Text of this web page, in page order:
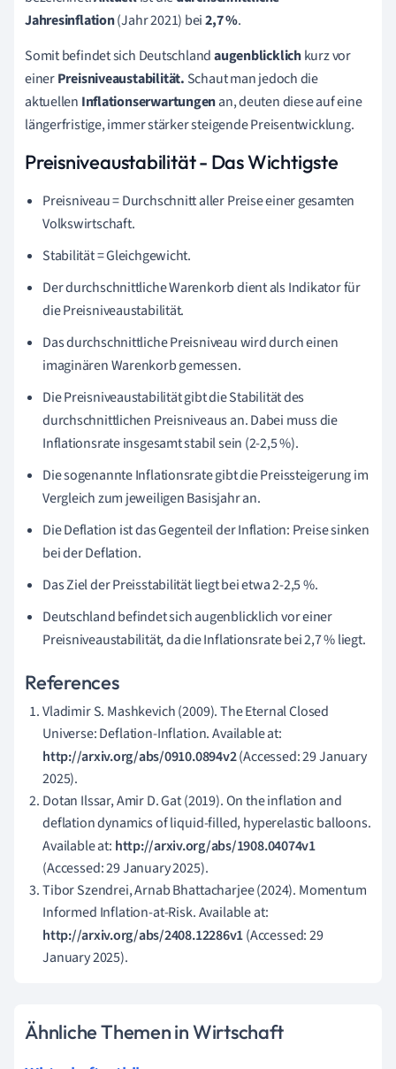
Jahresinflation(Jahr 2021) bei2,7 %.
Somit befindet sich Deutschlandaugenblicklichkurz vor
einerPreisniveaustabilität. Schaut man jedoch die
aktuellen Inflationserwartungenan, deuten diese auf eine
längerfristige, immer stärker steigende Preisentwicklung.
Preisniveaustabilität - Das Wichtigste
Preisniveau = Durchschnitt aller Preise einer gesamten
Volkswirtschaft.
Stabilität = Gleichgewicht.
Der durchschnittliche Warenkorb dient als Indikator für
die Preisniveaustabilität.
Das durchschnittliche Preisniveau wird durch einen
imaginären Warenkorb gemessen.
Die Preisniveaustabilität gibt die Stabilität des
durchschnittlichen Preisniveaus an. Dabei muss die
Inflationsrate insgesamt stabil sein (2-2,5 %).
Die sogenannte Inflationsrate gibt die Preissteigerung im
Vergleich zum jeweiligen Basisjahr an.
Die Deflation ist das Gegenteil der Inflation: Preise sinken
bei der Deflation.
Das Ziel der Preisstabilität liegt bei etwa 2-2,5 %.
Deutschland befindet sich augenblicklich vor einer
Preisniveaustabilität, da die Inflationsrate bei 2,7 % liegt.
References
Vladimir S. Mashkevich (2009). The Eternal Closed
Universe: Deflation-Inflation. Available at:
http://arxiv.org/abs/0910.0894v2(Accessed: 29 January
2025).
Dotan Ilssar, Amir D. Gat (2019). On the inflation and
deflation dynamics of liquid-filled, hyperelastic balloons.
Available at: http://arxiv.org/abs/1908.04074v1
(Accessed: 29 January 2025).
Tibor Szendrei, Arnab Bhattacharjee (2024). Momentum
Informed Inflation-at-Risk. Available at:
http://arxiv.org/abs/2408.12286v1(Accessed: 29
January 2025).
Ähnliche Themen in Wirtschaft